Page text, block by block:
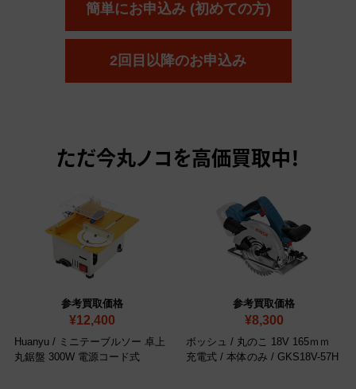
簡単にお申込み (初めての方)
2回目以降のお申込み
ただ今丸ノコを高価買取中！
参考買取価格
¥12,400
Huanyu / ミニテーブルソー 卓上
丸鋸盤 300W 電源コード式
参考買取価格
¥8,300
ボッシュ / 丸のこ 18V 165ｍｍ
充電式 / 本体のみ / GKS18V-57H